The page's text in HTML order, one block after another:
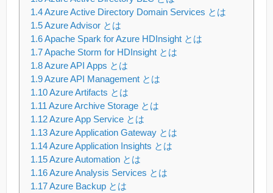
1.4Azure Active Directory Domain Services とは
1.5Azure Advisor とは
1.6Apache Spark for Azure HDInsight とは
1.7Apache Storm for HDInsight とは
1.8Azure API Apps とは
1.9Azure API Management とは
1.10Azure Artifacts とは
1.11 Azure Archive Storage とは
1.12Azure App Service とは
1.13Azure Application Gateway とは
1.14Azure Application Insights とは
1.15Azure Automation とは
1.16Azure Analysis Services とは
1.17Azure Backup とは